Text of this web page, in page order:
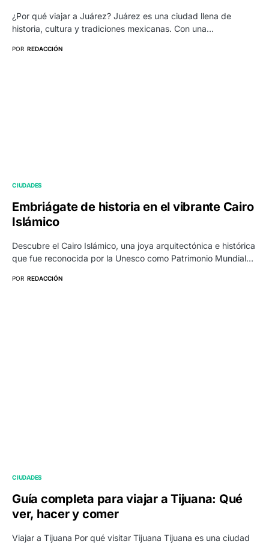
¿Por qué viajar a Juárez? Juárez es una ciudad llena de
historia, cultura y tradiciones mexicanas. Con una…
POR REDACCIÓN
CIUDADES
Embriágate de historia en el vibrante Cairo
Islámico
Descubre el Cairo Islámico, una joya arquitectónica e histórica
que fue reconocida por la Unesco como Patrimonio Mundial…
POR REDACCIÓN
CIUDADES
Guía completa para viajar a Tijuana: Qué
ver, hacer y comer
Viajar a Tijuana Por qué visitar Tijuana Tijuana es una ciudad